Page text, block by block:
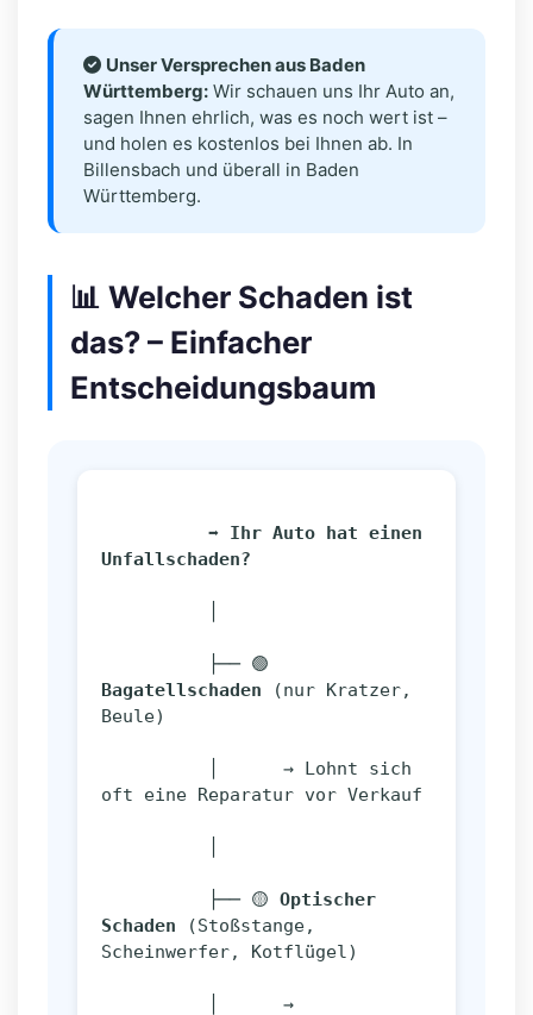
Unser Versprechen aus Baden
Württemberg: Wir schauen uns Ihr Auto an,
sagen Ihnen ehrlich, was es noch wert ist –
und holen es kostenlos bei Ihnen ab. In
Billensbach und überall in Baden
Württemberg.
📊 Welcher Schaden ist
das? – Einfacher
Entscheidungsbaum
➡️ Ihr Auto hat einen
Unfallschaden?
Bagatellschaden (nur Kratzer,
Beule)
oft eine Reparatur vor Verkauf
          ├── 🟡
Optischer
Schaden (Stoßstange,
Scheinwerfer, Kotflügel)